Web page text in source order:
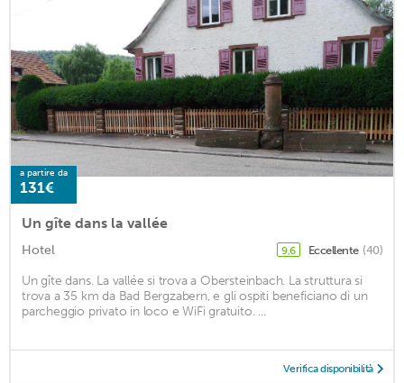
a partire da
131€
Un gîte dans la vallée
Hotel 9,6 Eccellente (40)
Un gîte dans. La vallée si trova a Obersteinbach. La struttura si
trova a 35 km da Bad Bergzabern, e gli ospiti beneficiano di un
parcheggio privato in loco e WiFi gratuito. ...
Verifica disponibilità